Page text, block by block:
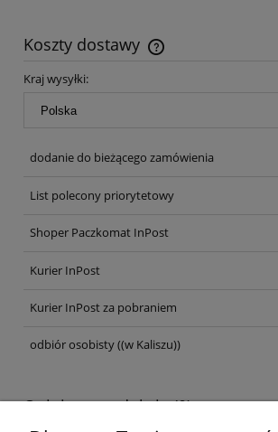
Koszty dostawy
Cena nie zawiera ewentualnych kosztów
Kraj wysyłki:
dodanie do bieżącego zamówienia
List polecony priorytetowy
Shoper Paczkomat InPost
Kurier InPost
Kurier InPost za pobraniem
odbiór osobisty((w Kaliszu))
Opinie o produkcie (0)